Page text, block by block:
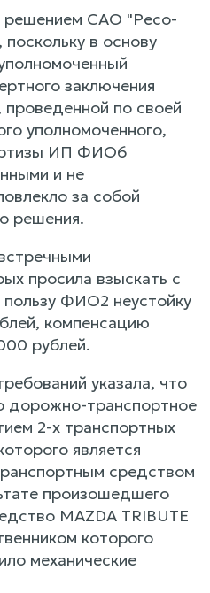
решением САО "Ресо-
поскольку в основу
заключения
по своей
уполномоченного,
ИП ФИО6
и не
за собой
решения.
просила взыскать с
ФИО2 неустойку
компенсацию
рублей.
указала, что
дорожно-транспортное
2-х транспортных
является
средством
произошедшего
MAZDA TRIBUTE
которого
механические